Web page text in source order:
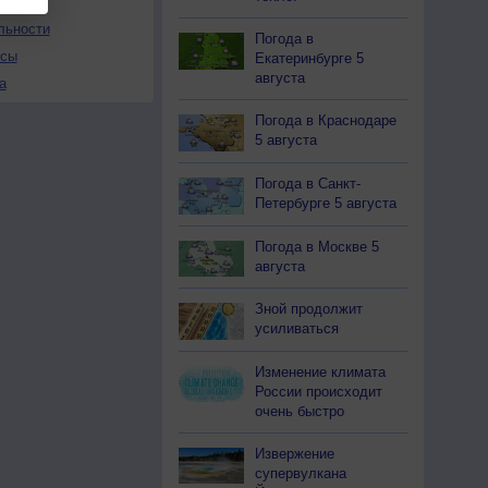
Погода в
Екатеринбурге 5
августа
Погода в Краснодаре
5 августа
Погода в Санкт-
Петербурге 5 августа
Погода в Москве 5
августа
Зной продолжит
усиливаться
Изменение климата
России происходит
очень быстро
Извержение
супервулкана